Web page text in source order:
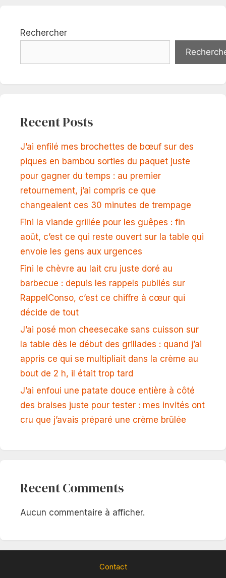
Rechercher
Recent Posts
J’ai enfilé mes brochettes de bœuf sur des
piques en bambou sorties du paquet juste
pour gagner du temps : au premier
retournement, j’ai compris ce que
changeaient ces 30 minutes de trempage
Fini la viande grillée pour les guêpes : fin
août, c’est ce qui reste ouvert sur la table qui
envoie les gens aux urgences
Fini le chèvre au lait cru juste doré au
barbecue : depuis les rappels publiés sur
RappelConso, c’est ce chiffre à cœur qui
décide de tout
J’ai posé mon cheesecake sans cuisson sur
la table dès le début des grillades : quand j’ai
appris ce qui se multipliait dans la crème au
bout de 2 h, il était trop tard
J’ai enfoui une patate douce entière à côté
des braises juste pour tester : mes invités ont
cru que j’avais préparé une crème brûlée
Recent Comments
Aucun commentaire à afficher.
Contact